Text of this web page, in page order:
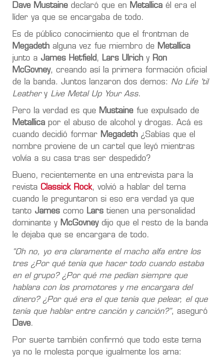
Dave Mustaine declaró que en Metallica él era el
líder ya que se encargaba de todo.
Es de público conocimiento que el frontman de
Megadeth alguna vez fue miembro de
Metallica
junto a James Hetfield, Lars Ulrich y Ron
McGovney, creando así la primera formación oficial
de la banda. Juntos lanzaron dos demos: No Life 'til
Leathery Live Metal Up Your Ass.
Pero la verdad es que Mustaine fue expulsado de
Metallica por el abuso de alcohol y drogas. Acá es
cuando decidió formar
Megadeth ¿Sabías que el
nombre proviene de un cartel que leyó mientras
volvía a su casa tras ser despedido?
Bueno, recientemente en una entrevista para la
revista Classick Rock, volvió a hablar del tema
cuando le preguntaron si eso era verdad ya que
tanto James como Lars tienen una personalidad
dominante y McGovneydijo que el resto de la banda
le dejaba que se encargara de todo.
“Oh no, yo era claramente el macho alfa entre los
tres ¿Por qué tenía que hacer todo cuando estaba
en el grupo? ¿Por qué me pedían siempre que
hablara con los promotores y me encargara del
dinero? ¿Por qué era el que tenía que pelear, el que
tenía que hablar entre canción y canción?”, aseguró
Dave.
Por suerte también confirmó que todo este tema
ya no le molesta porque igualmente los ama: